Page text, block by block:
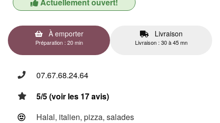
À emporter
Préparation : 20 min
Livraison
Livraison : 30 à 45 mn
07.67.68.24.64
5/5 (voir les 17 avis)
Halal, italien, pizza, salades